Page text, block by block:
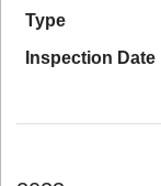
Type
Inspection Date